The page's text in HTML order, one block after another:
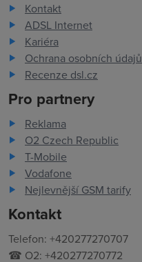
Kontakt
ADSL Internet
Kariéra
Ochrana osobních údajů
Recenze dsl.cz
Pro partnery
Reklama
O2 Czech Republic
T-Mobile
Vodafone
Nejlevnější GSM tarify
Kontakt
Telefon: +420277270707
☎ O2: +420277270772